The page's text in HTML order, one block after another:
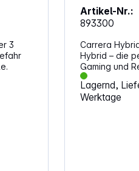
3
Artikel-Nr.:
893300
Carrera
Hybrid – die
Gaming und
Fahrzeuge
mit Vollgas
Die KI-
Lagernd,
Werktage